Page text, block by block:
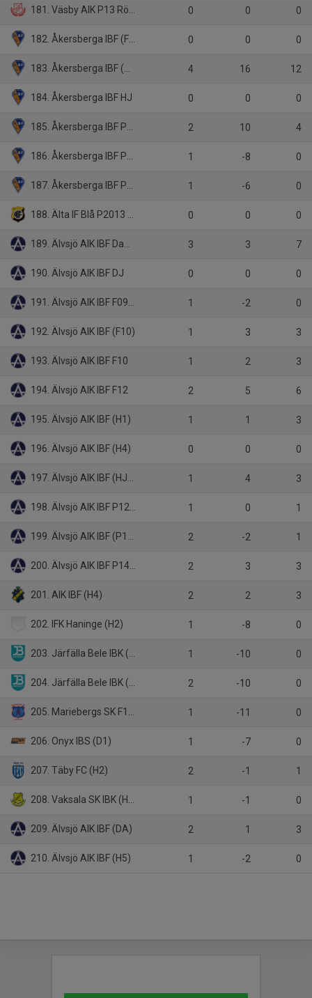
181. Väsby AIK P13 Röd P 2013 C 0 0 0
182. Åkersberga IBF (F09/10) 0 0 0
183. Åkersberga IBF (H1) 4 16 12
184. Åkersberga IBF HJ 0 0 0
185. Åkersberga IBF P12 2 10 4
186. Åkersberga IBF P15 1 -8 0
187. Åkersberga IBF PU16 1 -6 0
188. Älta IF Blå P2013 vit 0 0 0
189. Älvsjö AIK IBF Dam Div 1 3 3 7
190. Älvsjö AIK IBF DJ 0 0 0
191. Älvsjö AIK IBF F09 Ungdom 1 -2 0
192. Älvsjö AIK IBF (F10) 1 3 3
193. Älvsjö AIK IBF F10 1 2 3
194. Älvsjö AIK IBF F12 2 5 6
195. Älvsjö AIK IBF (H1) 1 1 3
196. Älvsjö AIK IBF (H4) 0 0 0
197. Älvsjö AIK IBF (HJ-JAS) 1 4 3
198. Älvsjö AIK IBF P12 Blå 1 0 1
199. Älvsjö AIK IBF (P14 Blå) 2 -2 1
200. Älvsjö AIK IBF P14 Vit 2 3 3
201. AIK IBF (H4) 2 2 3
202. IFK Haninge (H2) 1 -8 0
203. Järfälla Bele IBK (D2) 1 -10 0
204. Järfälla Bele IBK (F09/10) 2 -10 0
205. Mariebergs SK F13/14 1 -11 0
206. Onyx IBS (D1) 1 -7 0
207. Täby FC (H2) 2 -1 1
208. Vaksala SK IBK (HJ3) 1 -1 0
209. Älvsjö AIK IBF (DA) 2 1 3
210. Älvsjö AIK IBF (H5) 1 -2 0